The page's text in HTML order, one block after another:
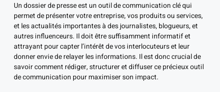
Un dossier de presse est un outil de communication clé qui
permet de présenter votre entreprise, vos produits ou services,
et les actualités importantes à des journalistes, blogueurs, et
autres influenceurs. Il doit être suffisamment informatif et
attrayant pour capter l’intérêt de vos interlocuteurs et leur
donner envie de relayer les informations. Il est donc crucial de
savoir comment rédiger, structurer et diffuser ce précieux outil
de communication pour maximiser son impact.